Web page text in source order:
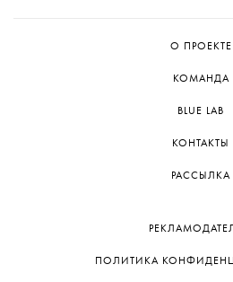
О ПРОЕКТЕ
КОМАНДА
BLUE LAB
КОНТАКТЫ
РАССЫЛКА
ПОЛИТИКА